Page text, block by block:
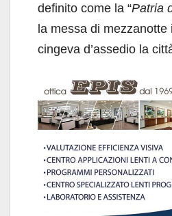
definito come la “Patria
la messa di mezzanotte
cingeva d’assedio la